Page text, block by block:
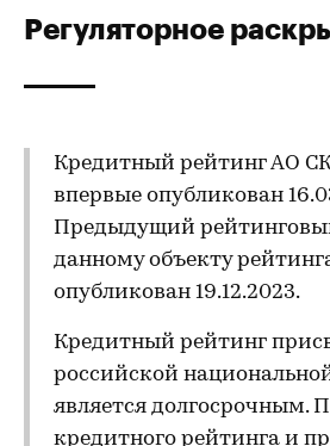
Регуляторное
Кредитный рейтинг АО
впервые опубликован
Предыдущий
данному объекту
опубликован 19.12.2023.
Кредитный рейтинг
российской
является долгосрочным.
кредитного рейтинга и